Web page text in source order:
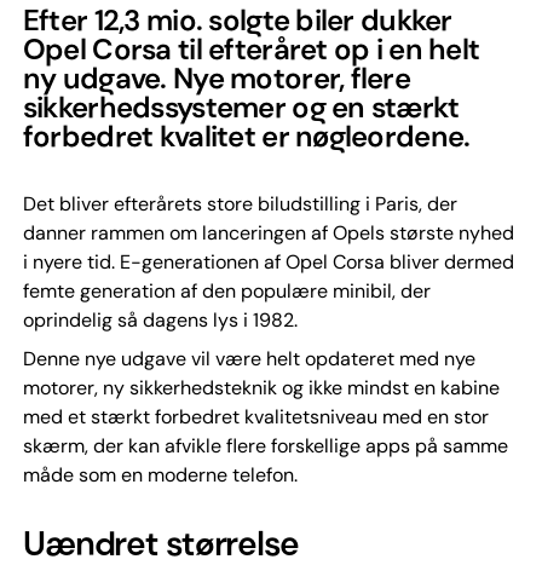
Efter 12,3 mio. solgte biler dukker
Opel Corsa til efteråret op i en helt
ny udgave. Nye motorer, flere
sikkerhedssystemer og en stærkt
forbedret kvalitet er nøgleordene.
Det bliver efterårets store biludstilling i Paris, der
danner rammen om lanceringen af Opels største nyhed
i nyere tid. E-generationen af Opel Corsa bliver dermed
femte generation af den populære minibil, der
oprindelig så dagens lys i 1982.
Denne nye udgave vil være helt opdateret med nye
motorer, ny sikkerhedsteknik og ikke mindst en kabine
med et stærkt forbedret kvalitetsniveau med en stor
skærm, der kan afvikle flere forskellige apps på samme
måde som en moderne telefon.
Uændret størrelse